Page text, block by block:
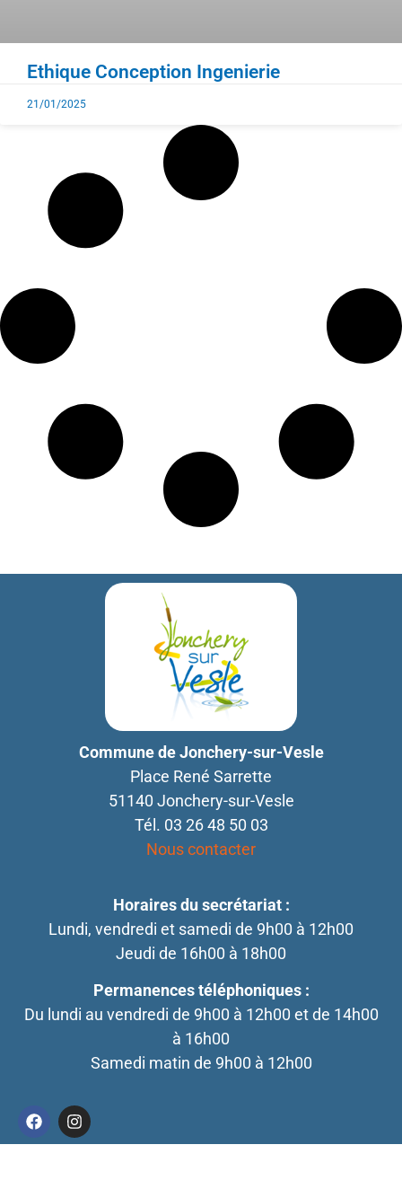
Ethique Conception Ingenierie
21/01/2025
Commune de Jonchery-sur-Vesle
Place René Sarrette
51140 Jonchery-sur-Vesle
Tél. 03 26 48 50 03
Nous contacter
Horaires du secrétariat :
Lundi, vendredi et samedi de 9h00 à 12h00
Jeudi de 16h00 à 18h00
Permanences téléphoniques :
Du lundi au vendredi de 9h00 à 12h00 et de 14h00
à 16h00
Samedi matin de 9h00 à 12h00